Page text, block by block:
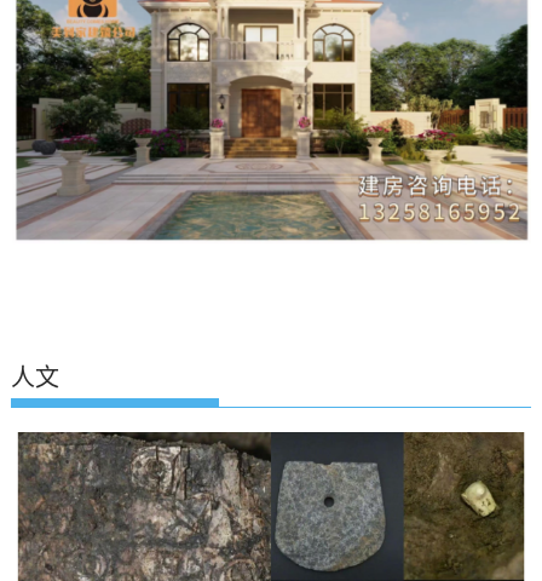
人文